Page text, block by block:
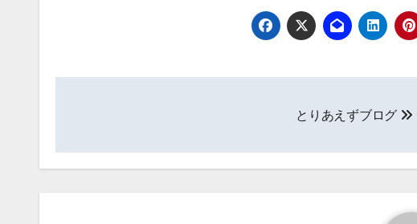
ナ
とりあえずブログ